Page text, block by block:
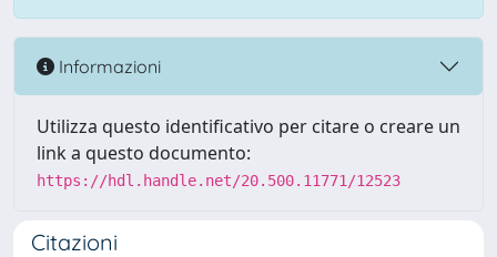
Informazioni
Utilizza questo identificativo per citare o creare un
link a questo documento:
https://hdl.handle.net/20.500.11771/12523
Citazioni